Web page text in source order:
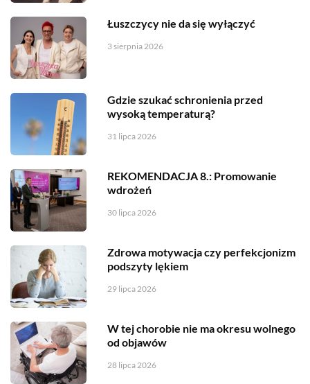
Łuszczycy nie da się wyłączyć
3 sierpnia 2026
Gdzie szukać schronienia przed
wysoką temperaturą?
31 lipca 2026
REKOMENDACJA 8.: Promowanie
wdrożeń
30 lipca 2026
Zdrowa motywacja czy perfekcjonizm
podszyty lękiem
29 lipca 2026
W tej chorobie nie ma okresu wolnego
od objawów
28 lipca 2026